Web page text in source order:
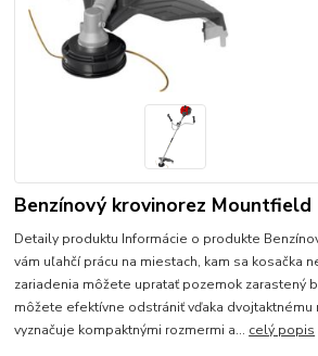
Benzínový krovinorez Mountfield
Detaily produktu Informácie o produkte
vám uľahčí prácu na miestach, kam sa kosačka
zariadenia môžete upratať pozemok zarastený
môžete efektívne odstrániť vďaka dvojtaktnému
vyznačuje kompaktnými rozmermi a... celý popis